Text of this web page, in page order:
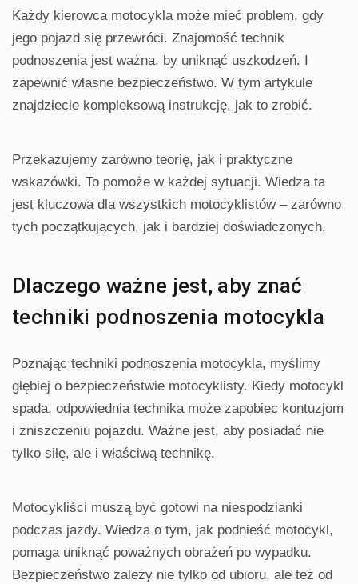
Każdy kierowca motocykla może mieć problem, gdy
jego pojazd się przewróci. Znajomość technik
podnoszenia jest ważna, by uniknąć uszkodzeń. I
zapewnić własne bezpieczeństwo. W tym artykule
znajdziecie kompleksową instrukcję, jak to zrobić.
Przekazujemy zarówno teorię, jak i praktyczne
wskazówki. To pomoże w każdej sytuacji. Wiedza ta
jest kluczowa dla wszystkich motocyklistów – zarówno
tych początkujących, jak i bardziej doświadczonych.
Dlaczego ważne jest, aby znać
techniki podnoszenia motocykla
Poznając techniki podnoszenia motocykla, myślimy
głębiej o bezpieczeństwie motocyklisty. Kiedy motocykl
spada, odpowiednia technika może zapobiec kontuzjom
i zniszczeniu pojazdu. Ważne jest, aby posiadać nie
tylko siłę, ale i właściwą technikę.
Motocykliści muszą być gotowi na niespodzianki
podczas jazdy. Wiedza o tym, jak podnieść motocykl,
pomaga uniknąć poważnych obrażeń po wypadku.
Bezpieczeństwo zależy nie tylko od ubioru, ale też od